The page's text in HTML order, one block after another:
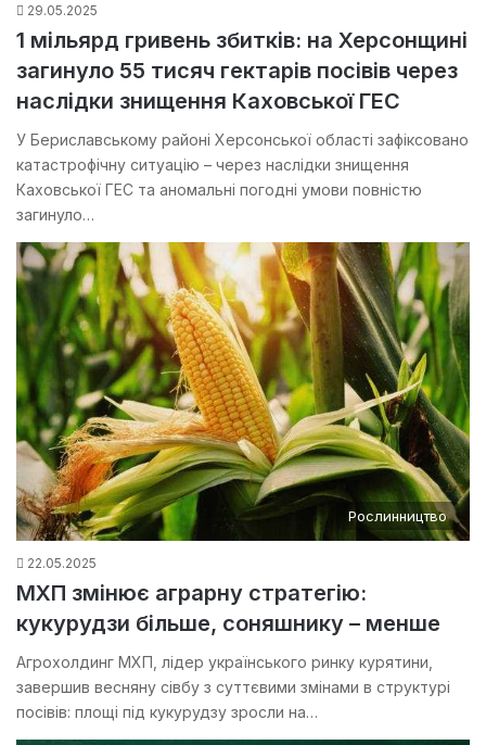
29.05.2025
1 мільярд гривень збитків: на Херсонщині
загинуло 55 тисяч гектарів посівів через
наслідки знищення Каховської ГЕС
У Бериславському районі Херсонської області зафіксовано
катастрофічну ситуацію – через наслідки знищення
Каховської ГЕС та аномальні погодні умови повністю
загинуло…
Рослинництво
22.05.2025
МХП змінює аграрну стратегію:
кукурудзи більше, соняшнику – менше
Агрохолдинг МХП, лідер українського ринку курятини,
завершив весняну сівбу з суттєвими змінами в структурі
посівів: площі під кукурудзу зросли на…